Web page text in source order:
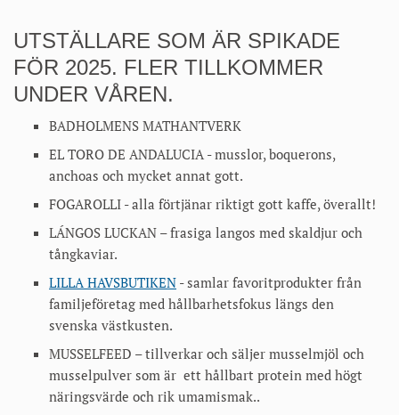
UTSTÄLLARE SOM ÄR SPIKADE
FÖR 2025. FLER TILLKOMMER
UNDER VÅREN.
BADHOLMENS MATHANTVERK
EL TORO DE ANDALUCIA - musslor, boquerons,
anchoas och mycket annat gott.
FOGAROLLI - alla förtjänar riktigt gott kaffe, överallt!
LÁNGOS LUCKAN – frasiga langos med skaldjur och
tångkaviar.
LILLA HAVSBUTIKEN - samlar favoritprodukter från
familjeföretag med hållbarhetsfokus längs den
svenska västkusten.
MUSSELFEED – tillverkar och säljer musselmjöl och
musselpulver som är ett hållbart protein med högt
näringsvärde och rik umamismak..